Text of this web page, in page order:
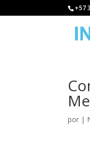
+57
por |